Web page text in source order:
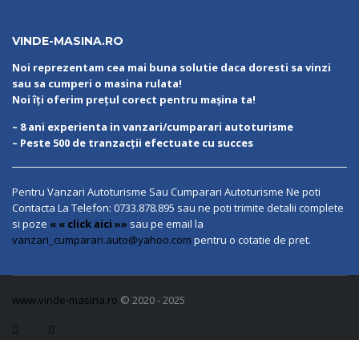
VINDE-MASINA.RO
Noi reprezentam cea mai buna solutie daca doresti sa vinzi
sau sa cumperi o masina rulata!
Noi îți oferim prețul corect pentru mașina ta!
– 8 ani experienta in vanzari/cumparari autoturisme
– Peste 500 de tranzacții efectuate cu succes
Pentru Vanzari Autoturisme Sau Cumparari Autoturisme Ne poti
Contacta La Telefon: 0733.878.895 sau ne poti trimite detalii complete
si poze « « click aici »» sau pe email la
vanzari_cumparari.auto@yahoo.com pentru o cotatie de pret.
www.vinde-masina.ro © 2020 - 2025